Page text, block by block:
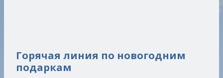
Горячая линия по новогодним
подаркам